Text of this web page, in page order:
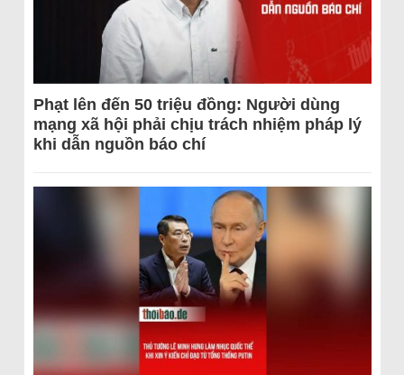
Phạt lên đến 50 triệu đồng: Người dùng
mạng xã hội phải chịu trách nhiệm pháp lý
khi dẫn nguồn báo chí